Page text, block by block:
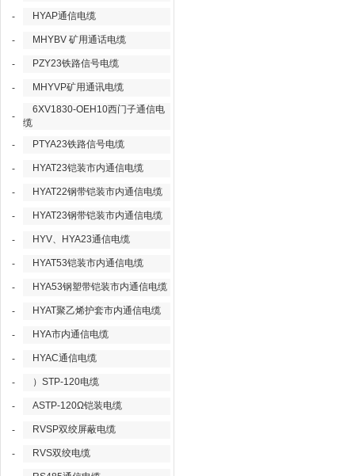
- HYAP通信电缆
- MHYBV 矿用通话电缆
- PZY23铁路信号电缆
- MHYVP矿用通讯电缆
-
6XV1830-OEH10西门子通信电
缆
-
PTYA23铁路信号电缆
- HYAT23铠装市内通信电缆
- HYAT22钢带铠装市内通信电缆
- HYAT23钢带铠装市内通信电缆
- HYV、HYA23通信电缆
- HYAT53铠装市内通信电缆
- HYA53钢塑带铠装市内通信电缆
- HYAT聚乙烯护套市内通信电缆
- HYA市内通信电缆
- HYAC通信电缆
- ）STP-120电缆
- ASTP-120Ω铠装电缆
- RVSP双绞屏蔽电缆
- RVS双绞电缆